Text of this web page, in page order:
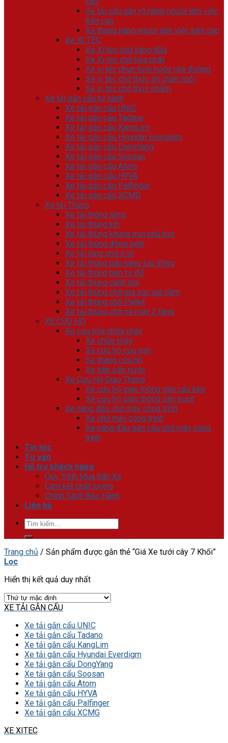
Xe tải cẩu gắn rổ nâng người làm việc
trên cao
Xe thang nâng người làm việc trên cao
Xe XI TÉC
Xe Xi téc chở xăng dầu
Xe Xi tec chở hóa chất
Xe xi téc phun tưới nước rửa đường
Xe xi téc chở thức ăn chăn nuôi
Xe xi téc chở thực phẩm
Xe tải gắn cẩu tự hành
Xe tải gắn cẩu UNIC
Xe tải gắn cẩu Tadano
Xe tải gắn cẩu KangLim
Xe tải gắn cẩu Hyundai Everdigm
Xe tải gắn cẩu DongYang
Xe tải gắn cẩu Soosan
Xe tải gắn cẩu Atom
Xe tải gắn cẩu HYVA
Xe tải gắn cẩu Palfinger
Xe tải gắn cẩu XCMG
Xe tải Thùng
Xe tải thùng lửng
Xe tải thùng kín
Xe tải thùng khung mui phủ bạt
Xe tải thùng đông lạnh
Xe tải lồng chở ô tô
Xe tải thùng bán hàng lưu động
Xe tải thùng ben tự đổ
Xe tải thùng cánh dơi
Xe tải thùng chở gia súc gia cầm
Xe tải thùng chở Pallet
Xe tải thùng chở xe máy 2 tầng
XE CỨU HỘ
Xe cứu hỏa chữa cháy
Xe chữa cháy
Xe cứu hộ cứu nạn
Xe thang cứu hộ
Xe tiếp cấp nước
Xe Cứu Hộ Giao Thông
Xe cứu hộ giao thông gắn cẩu kéo
Xe cứu hộ giao thông sàn trượt
Xe nâng đầu chở máy công trình
Xe chở máy công trình
Xe nâng đầu gắn cẩu chở máy công
trình
Tin tức
Tư vấn
Hỗ trợ khách hàng
Quy Trình Mua Bán Xe
Cam kết chất lượng
Chính Sách Bảo Hành
Liên hệ
Tìm
kiếm:
Trang chủ / Sản phẩm được gắn thẻ “Giá Xe tưới cây 7 Khối”
Lọc
Hiển thị kết quả duy nhất
XE TẢI GẮN CẨU
Xe tải gắn cẩu UNIC
Xe tải gắn cẩu Tadano
Xe tải gắn cẩu KangLim
Xe tải gắn cẩu Hyundai Everdigm
Xe tải gắn cẩu DongYang
Xe tải gắn cẩu Soosan
Xe tải gắn cẩu Atom
Xe tải gắn cẩu HYVA
Xe tải gắn cẩu Palfinger
Xe tải gắn cẩu XCMG
XE XITEC